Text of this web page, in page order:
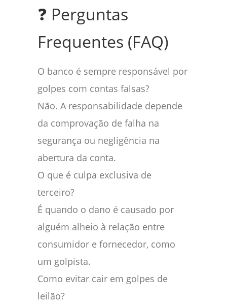
❓ Perguntas
Frequentes (FAQ)
O banco é sempre responsável por
golpes com contas falsas?
Não. A responsabilidade depende
da comprovação de falha na
segurança ou negligência na
abertura da conta.
O que é culpa exclusiva de
terceiro?
É quando o dano é causado por
alguém alheio à relação entre
consumidor e fornecedor, como
um golpista.
Como evitar cair em golpes de
leilão?